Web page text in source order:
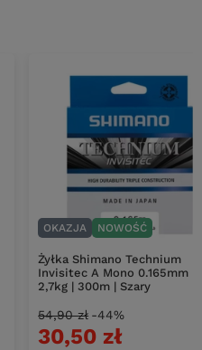
OKAZJA NOWOŚĆ
Żyłka Shimano Technium
Invisitec A Mono 0.165mm |
2,7kg | 300m | Szary
30,50 zł
54,90 zł -44%